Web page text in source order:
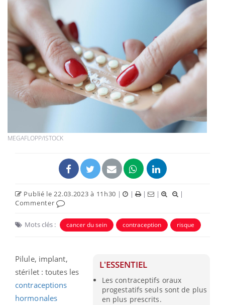
MEGAFLOPP/ISTOCK
Publié le 22.03.2023 à 11h30 | | | |
|
Commenter
Mots clés : cancer du sein contraception risque
L'ESSENTIEL
Les contraceptifs oraux
progestatifs seuls sont de plus
en plus prescrits.
Pilule, implant,
stérilet : toutes les
contraceptions
hormonales